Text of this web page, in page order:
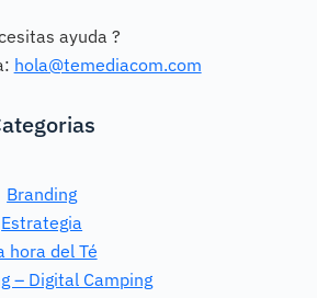
ayuda ?
hola@temediacom.com
Branding
Estrategia
hora del Té
– Digital Camping